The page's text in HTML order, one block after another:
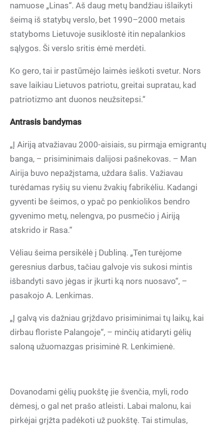
namuose „Linas“. Aš daug metų bandžiau išlaikyti
šeimą iš statybų verslo, bet 1990–2000 metais
statyboms Lietuvoje susiklostė itin nepalankios
sąlygos. Ši verslo sritis ėmė merdėti.
Ko gero, tai ir pastūmėjo laimės ieškoti svetur. Nors
save laikiau Lietuvos patriotu, greitai supratau, kad
patriotizmo ant duonos neužsitepsi.“
Antrasis bandymas
„Į Airiją atvažiavau 2000-aisiais, su pirmąja emigrantų
banga, – prisiminimais dalijosi pašnekovas. – Man
Airija buvo nepažįstama, uždara šalis. Važiavau
turėdamas ryšių su vienu žvakių fabrikėliu. Kadangi
gyventi be šeimos, o ypač po penkiolikos bendro
gyvenimo metų, nelengva, po pusmečio į Airiją
atskrido ir Rasa.“
Vėliau šeima persikėlė į Dubliną. „Ten turėjome
geresnius darbus, tačiau galvoje vis sukosi mintis
išbandyti savo jėgas ir įkurti ką nors nuosavo“, –
pasakojo A. Lenkimas.
„Į galvą vis dažniau grįždavo prisiminimai tų laikų, kai
dirbau floriste Palangoje“, – minčių atidaryti gėlių
saloną užuomazgas prisiminė R. Lenkimienė.
Dovanodami gėlių puokštę jie švenčia, myli, rodo
dėmesį, o gal net prašo atleisti. Labai malonu, kai
pirkėjai grįžta padėkoti už puokštę. Tai stimulas,